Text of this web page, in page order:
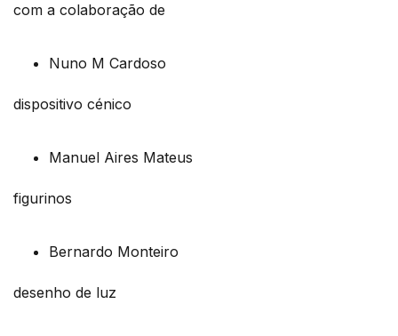
com a colaboração de
Nuno M Cardoso
dispositivo cénico
Manuel Aires Mateus
figurinos
Bernardo Monteiro
desenho de luz